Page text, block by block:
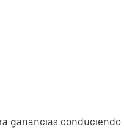
ganancias